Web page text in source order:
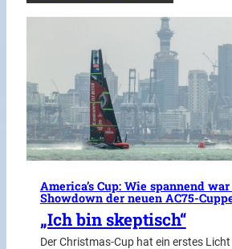
America’s Cup: Wie spannend
Showdown der neuen AC75-
„Ich bin skeptisch“
Der Christmas-Cup hat ein erstes